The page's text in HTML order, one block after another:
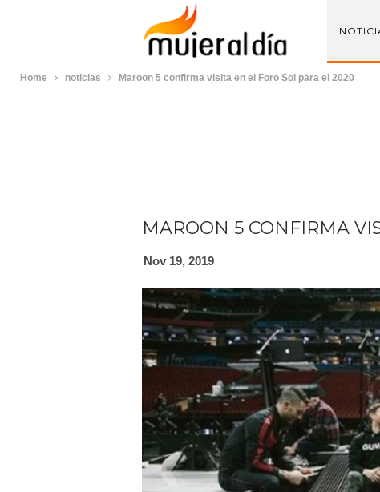
Home noticias Maroon 5 confirma visita en el Foro Sol para el 2020
MAROON 5 CONFIRMA
Nov 19, 2019